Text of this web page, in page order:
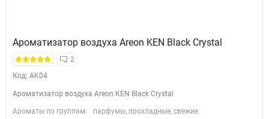
Ароматизатор воздуха Areon KEN Black Crystal
2
Код: AK04
Ароматизатор воздуха Areon KEN Black Crystal
Ароматы по группам:
парфумы, прохладные, свежие